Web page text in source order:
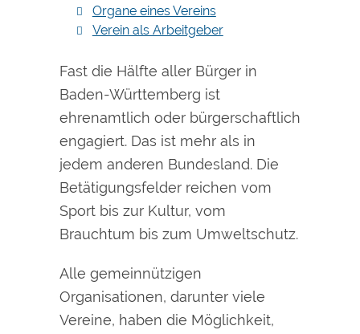
Organe eines Vereins
Verein als Arbeitgeber
Fast die Hälfte aller Bürger in
Baden-Württemberg ist
ehrenamtlich oder bürgerschaftlich
engagiert. Das ist mehr als in
jedem anderen Bundesland. Die
Betätigungsfelder reichen vom
Sport bis zur Kultur, vom
Brauchtum bis zum Umweltschutz.
Alle gemeinnützigen
Organisationen, darunter viele
Vereine, haben die Möglichkeit,